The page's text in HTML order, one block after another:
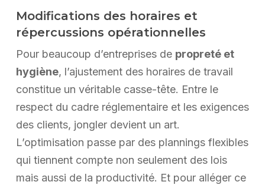
Modifications des horaires et
répercussions opérationnelles
Pour beaucoup d’entreprises de propreté et
hygiène, l’ajustement des horaires de travail
constitue un véritable casse-tête. Entre le
respect du cadre réglementaire et les exigences
des clients, jongler devient un art.
L’optimisation passe par des plannings flexibles
qui tiennent compte non seulement des lois
mais aussi de la productivité. Et pour alléger ce